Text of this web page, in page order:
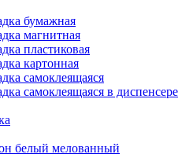
бумажная
магнитная
пластиковая
картонная
самоклеящаяся
самоклеящаяся в диспенсере
белый мелованный